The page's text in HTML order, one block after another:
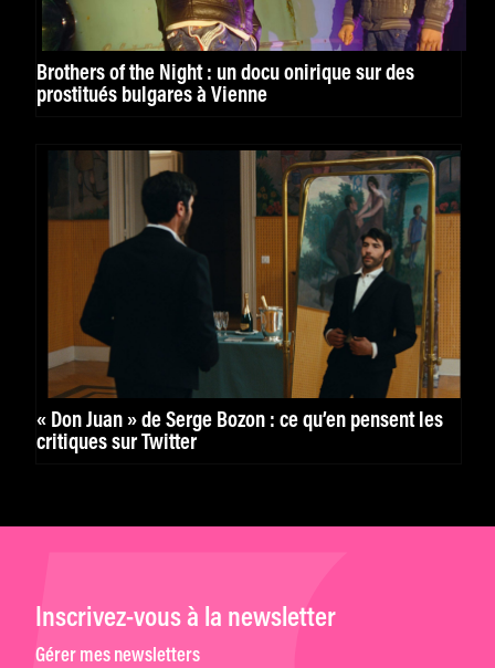
Brothers of the Night : un docu onirique sur des
prostitués bulgares à Vienne
« Don Juan » de Serge Bozon : ce qu’en pensent les
critiques sur Twitter
Inscrivez-vous à la newsletter
Gérer mes newsletters